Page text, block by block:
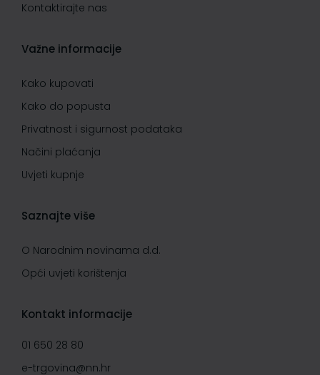
Kontaktirajte nas
Važne informacije
Kako kupovati
Kako do popusta
Privatnost i sigurnost podataka
Načini plaćanja
Uvjeti kupnje
Saznajte više
O Narodnim novinama d.d.
Opći uvjeti korištenja
Kontakt informacije
01 650 28 80
e-trgovina@nn.hr